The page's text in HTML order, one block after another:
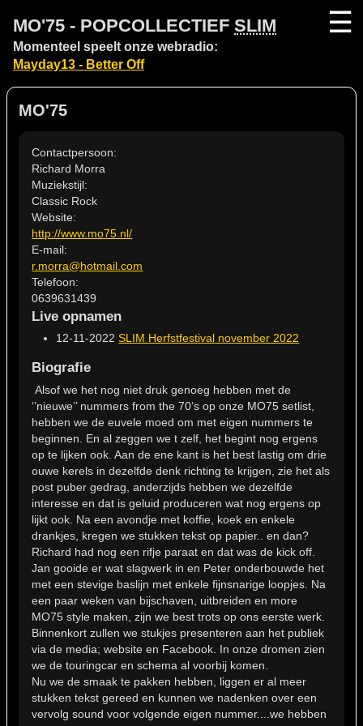
MO'75 - POPCOLLECTIEF SLIM
Momenteel speelt onze webradio:
Mayday13 - Better Off
☰
MO'75
Contactpersoon:
Richard Morra
Muziekstijl:
Classic Rock
Website:
http://www.mo75.nl/
E-mail:
r.morra@hotmail.com
Telefoon:
0639631439
Live opnamen
12-11-2022SLIM Herfstfestival november 2022
Biografie
Alsof we het nog niet druk genoeg hebben met de
‘’nieuwe’’ nummers from the 70’s op onze MO75 setlist,
hebben we de euvele moed om met eigen nummers te
beginnen. En al zeggen we t zelf, het begint nog ergens
op te lijken ook. Aan de ene kant is het best lastig om drie
ouwe kerels in dezelfde denk richting te krijgen, zie het als
post puber gedrag, anderzijds hebben we dezelfde
interesse en dat is geluid produceren wat nog ergens op
lijkt ook. Na een avondje met koffie, koek en enkele
drankjes, kregen we stukken tekst op papier.. en dan?
Richard had nog een rifje paraat en dat was de kick off.
Jan gooide er wat slagwerk in en Peter onderbouwde het
met een stevige baslijn met enkele fijnsnarige loopjes. Na
een paar weken van bijschaven, uitbreiden en more
MO75 style maken, zijn we best trots op ons eerste werk.
Binnenkort zullen we stukjes presenteren aan het publiek
via de media; website en Facebook. In onze dromen zien
we de touringcar en schema al voorbij komen.
Nu we de smaak te pakken hebben, liggen er al meer
stukken tekst gereed en kunnen we nadenken over een
vervolg sound voor volgende eigen nummer....we hebben